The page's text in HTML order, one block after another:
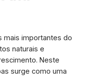
mais importantes do
naturais e
Neste
surge como uma